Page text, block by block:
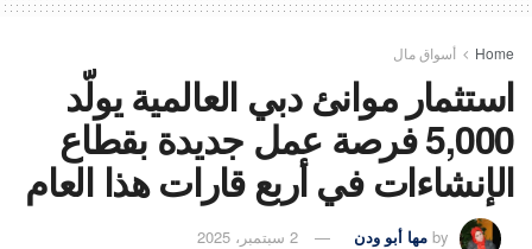
Home أسواق مال
استثمار موانئ دبي العالمية يولّد
5,000 فرصة عمل جديدة بقطاع
الإنشاءات في أربع قارات هذا العام
by مها أبو ودن 2 سبتمبر، 2025